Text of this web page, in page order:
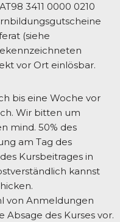
3411 0000 0210
(siehe
vor Ort einlösbar.
bis eine Woche vor
Wir bitten um
mind. 50% des
am Tag des
Kursbeitrages in
kannst
von Anmeldungen
des Kurses vor.